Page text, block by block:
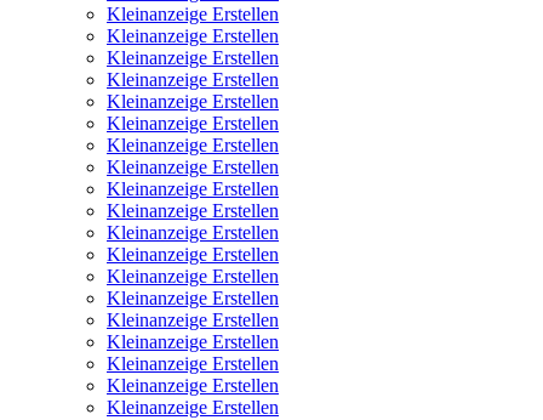
Kleinanzeige Erstellen
Kleinanzeige Erstellen
Kleinanzeige Erstellen
Kleinanzeige Erstellen
Kleinanzeige Erstellen
Kleinanzeige Erstellen
Kleinanzeige Erstellen
Kleinanzeige Erstellen
Kleinanzeige Erstellen
Kleinanzeige Erstellen
Kleinanzeige Erstellen
Kleinanzeige Erstellen
Kleinanzeige Erstellen
Kleinanzeige Erstellen
Kleinanzeige Erstellen
Kleinanzeige Erstellen
Kleinanzeige Erstellen
Kleinanzeige Erstellen
Kleinanzeige Erstellen